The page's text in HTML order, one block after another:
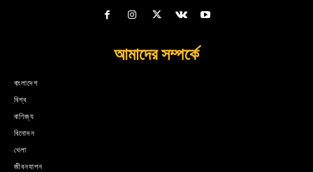
আমাদের সম্পর্কে
বাংলাদেশ
বিশ্ব
বাণিজ্য
বিনোদন
খেলা
জীবনযাপন